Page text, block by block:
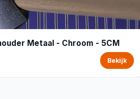
Metaal - Chroom - 5CM
Bekijk